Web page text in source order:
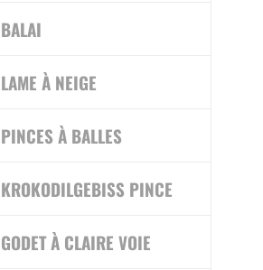
BALAI
LAME À NEIGE
PINCES À BALLES
KROKODILGEBISS PINCE
GODET À CLAIRE VOIE